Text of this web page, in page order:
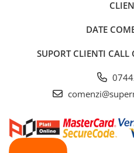
Saltele si mingi pentru plaja
Spatii de joaca si accesorii
Balansoare, leagane si hamace
Lenjerii si huse patut
Mobilier camera copii
DATE
SUPORT CLIENTI CALL